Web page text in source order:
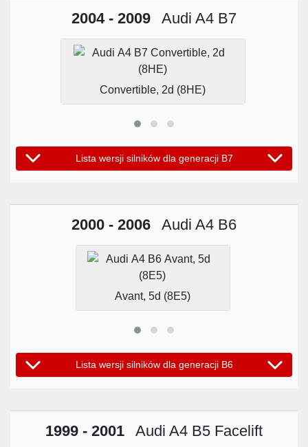
2004 - 2009 Audi A4 B7
Convertible, 2d (8HE)
Lista wersji silników dla generacji B7
2000 - 2006 Audi A4 B6
Avant, 5d (8E5)
Lista wersji silników dla generacji B6
1999 - 2001 Audi A4 B5 Facelift